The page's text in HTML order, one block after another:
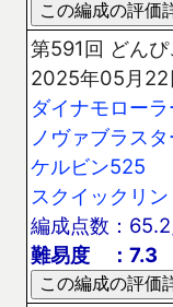
第591回 どん
2025年05月
ダイナモローラ
ノヴァブラスタ
ケルビン525
スクイックリン
編成点数：
難易度 ：7.3